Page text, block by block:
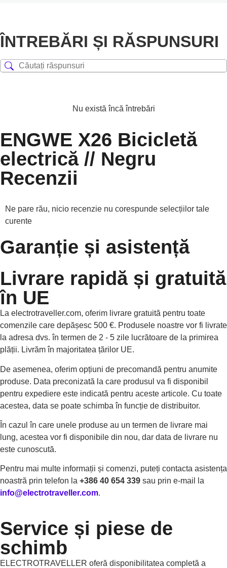
ÎNTREBĂRI ȘI RĂSPUNSURI
Nu există încă întrebări
ENGWE X26 Bicicletă
electrică // Negru
Recenzii
Ne pare rău, nicio recenzie nu corespunde selecțiilor tale
curente
Garanție și asistență
Livrare rapidă și gratuită
în UE
La electrotraveller.com, oferim livrare gratuită pentru toate
comenzile care depășesc 500 €. Produsele noastre vor fi livrate
la adresa dvs. în termen de 2 - 5 zile lucrătoare de la primirea
plății. Livrăm în majoritatea țărilor UE.
De asemenea, oferim opțiuni de precomandă pentru anumite
produse. Data preconizată la care produsul va fi disponibil
pentru expediere este indicată pentru aceste articole. Cu toate
acestea, data se poate schimba în funcție de distribuitor.
În cazul în care unele produse au un termen de livrare mai
lung, acestea vor fi disponibile din nou, dar data de livrare nu
este cunoscută.
Pentru mai multe informații și comenzi, puteți contacta asistența
noastră prin telefon la +386 40 654 339 sau prin e-mail la
info@electrotraveller.com.
Service și piese de
schimb
ELECTROTRAVELLER oferă disponibilitatea completă a